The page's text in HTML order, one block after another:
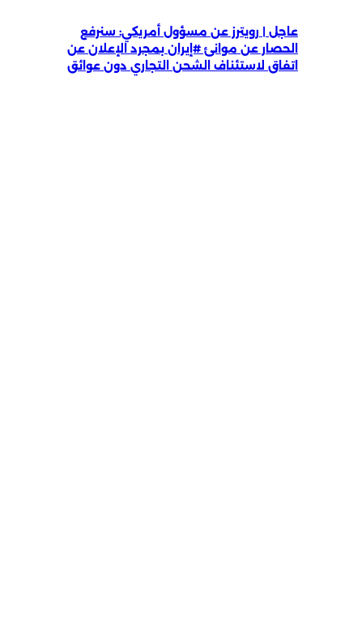
عاجل | رويترز عن مسؤول أمريكي: سنرفع
الحصار عن موانئ #إيران بمجرد الإعلان عن
اتفاق لاستئناف الشحن التجاري دون عوائق